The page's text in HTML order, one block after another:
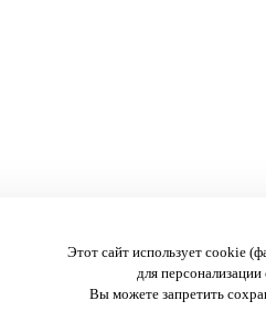
Этот сайт использует cookie
для персонализации
Вы можете запретить